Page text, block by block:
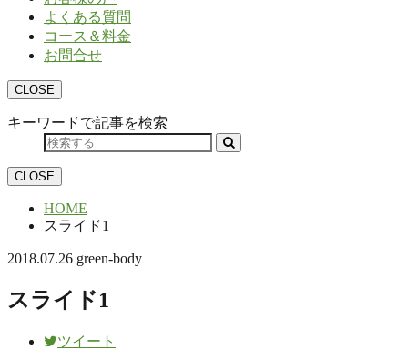
よくある質問
コース＆料金
お問合せ
CLOSE
キーワードで記事を検索
CLOSE
HOME
スライド1
2018.07.26 green-body
スライド1
ツイート